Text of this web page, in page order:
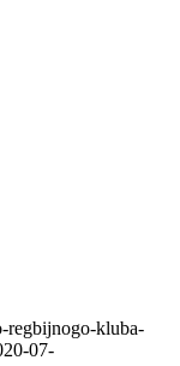
regbijnogo-kluba-
07-